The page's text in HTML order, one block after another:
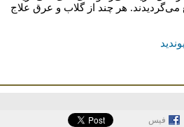
می‌گردیدند. هر چند از گلاب و عرق علاج
فيس